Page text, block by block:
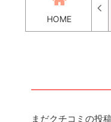
HOME
まだクチコミの投